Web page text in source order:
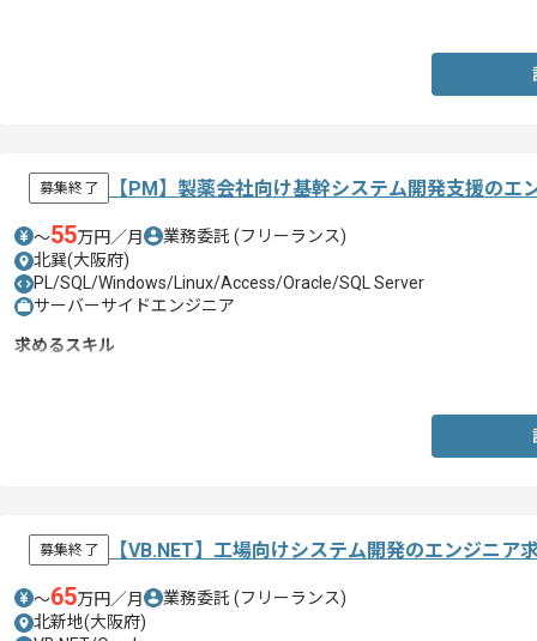
募集終了 【PM】製薬会社向け基幹システム開発支援のエ
〜55万円／月 業務委託 (フリーランス)
北巽(大阪府)
PL/SQL/Windows/Linux/Access/Oracle/SQL Server
サーバーサイドエンジニア
求めるスキル
募集終了 【VB.NET】工場向けシステム開発のエンジニア
〜65万円／月 業務委託 (フリーランス)
北新地(大阪府)